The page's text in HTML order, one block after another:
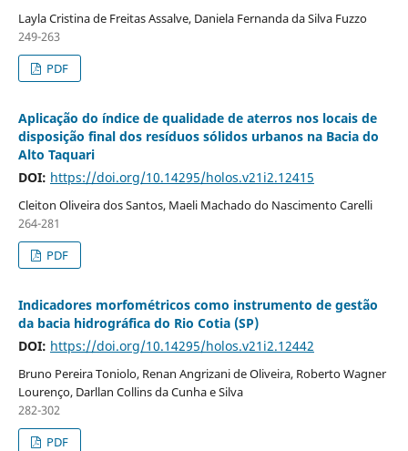
Layla Cristina de Freitas Assalve, Daniela Fernanda da Silva Fuzzo
249-263
PDF
Aplicação do índice de qualidade de aterros nos locais de
disposição final dos resíduos sólidos urbanos na Bacia do
Alto Taquari
DOI: https://doi.org/10.14295/holos.v21i2.12415
Cleiton Oliveira dos Santos, Maeli Machado do Nascimento Carelli
264-281
PDF
Indicadores morfométricos como instrumento de gestão
da bacia hidrográfica do Rio Cotia (SP)
DOI: https://doi.org/10.14295/holos.v21i2.12442
Bruno Pereira Toniolo, Renan Angrizani de Oliveira, Roberto Wagner
Lourenço, Darllan Collins da Cunha e Silva
282-302
PDF